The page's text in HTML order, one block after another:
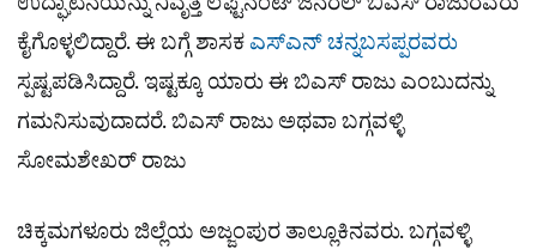
ಉದ್ಘಾಟನೆಯನ್ನು ನಿವೃತ್ತ ಲೆಫ್ಟಿನೆಂಟ್​ ಜನರಲ್​ ಬಿಎಸ್​ ರಾಜುರವರು
ಕೈಗೊಳ್ಳಲಿದ್ದಾರೆ. ಈ ಬಗ್ಗೆ ಶಾಸಕಎಸ್​ಎನ್​ ಚನ್ನಬಸಪ್ಪರವರು
ಸ್ಪಷ್ಟಪಡಿಸಿದ್ದಾರೆ. ಇಷ್ಟಕ್ಕೂ ಯಾರು ಈ ಬಿಎಸ್​ ರಾಜು ಎಂಬುದನ್ನು
ಗಮನಿಸುವುದಾದರೆ. ಬಿಎಸ್​ ರಾಜು ಅಥವಾ ಬಗ್ಗವಳ್ಳಿ
ಸೋಮಶೇಖರ್ ರಾಜು
ಚಿಕ್ಕಮಗಳೂರು ಜಿಲ್ಲೆಯ ಅಜ್ಜಂಪುರ ತಾಲ್ಲೂಕಿನವರು. ಬಗ್ಗವಳ್ಳಿ